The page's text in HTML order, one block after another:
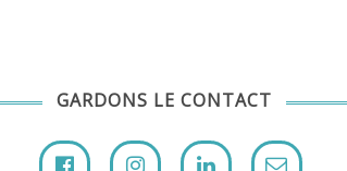
GARDONS LE CONTACT